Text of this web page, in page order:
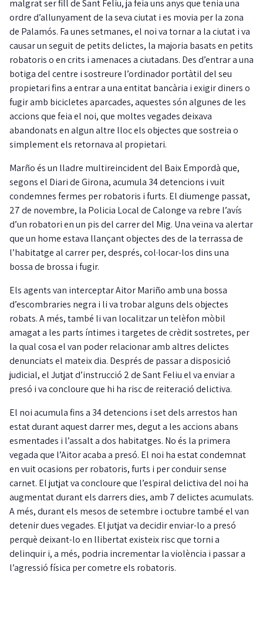
malgrat ser fill de Sant Feliu, ja feia uns anys que tenia una
ordre d’allunyament de la seva ciutat i es movia per la zona
de Palamós. Fa unes setmanes, el noi va tornar a la ciutat i va
causar un seguit de petits delictes, la majoria basats en petits
robatoris o en crits i amenaces a ciutadans. Des d’entrar a una
botiga del centre i sostreure l’ordinador portàtil del seu
propietari fins a entrar a una entitat bancària i exigir diners o
fugir amb bicicletes aparcades, aquestes són algunes de les
accions que feia el noi, que moltes vegades deixava
abandonats en algun altre lloc els objectes que sostreia o
simplement els retornava al propietari.
Marño és un lladre multireincident del Baix Empordà que,
segons el Diari de Girona, acumula 34 detencions i vuit
condemnes fermes per robatoris i furts. El diumenge passat,
27 de novembre, la Policia Local de Calonge va rebre l’avís
d’un robatori en un pis del carrer del Mig. Una veïna va alertar
que un home estava llançant objectes des de la terrassa de
l’habitatge al carrer per, després, col·locar-los dins una
bossa de brossa i fugir.
Els agents van interceptar Aitor Mariño amb una bossa
d’escombraries negra i li va trobar alguns dels objectes
robats. A més, també li van localitzar un telèfon mòbil
amagat a les parts íntimes i targetes de crèdit sostretes, per
la qual cosa el van poder relacionar amb altres delictes
denunciats el mateix dia. Després de passar a disposició
judicial, el Jutjat d’instrucció 2 de Sant Feliu el va enviar a
presó i va concloure que hi ha risc de reiteració delictiva.
El noi acumula fins a 34 detencions i set dels arrestos han
estat durant aquest darrer mes, degut a les accions abans
esmentades i l’assalt a dos habitatges. No és la primera
vegada que l’Aitor acaba a presó. El noi ha estat condemnat
en vuit ocasions per robatoris, furts i per conduir sense
carnet. El jutjat va concloure que l’espiral delictiva del noi ha
augmentat durant els darrers dies, amb 7 delictes acumulats.
A més, durant els mesos de setembre i octubre també el van
detenir dues vegades. El jutjat va decidir enviar-lo a presó
perquè deixant-lo en llibertat existeix risc que torni a
delinquir i, a més, podria incrementar la violència i passar a
l’agressió física per cometre els robatoris.